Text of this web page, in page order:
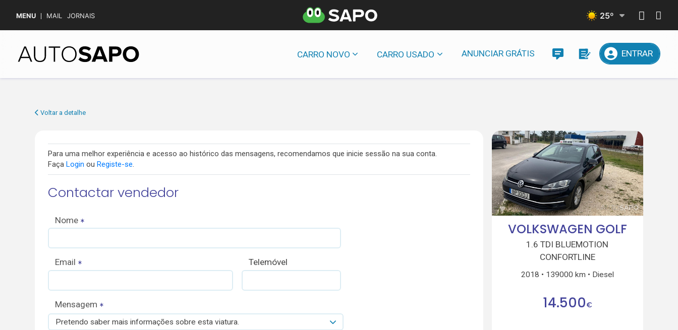
MENU MAIL JORNAIS 25º
CARRO NOVO CARRO USADO ANUNCIAR GRÁTIS ENTRAR
Voltar a detalhe
Para uma melhor experiência e acesso ao histórico das mensagens, recomendamos que inicie sessão na sua conta.
Faça Login ou Registe-se.
Contactar vendedor
Nome
Email Telemóvel
Mensagem
Pretendo saber mais informações sobre esta viatura.
VOLKSWAGEN GOLF
1.6 TDI BLUEMOTION
CONFORTLINE
2018 139000 km Diesel
14.500€